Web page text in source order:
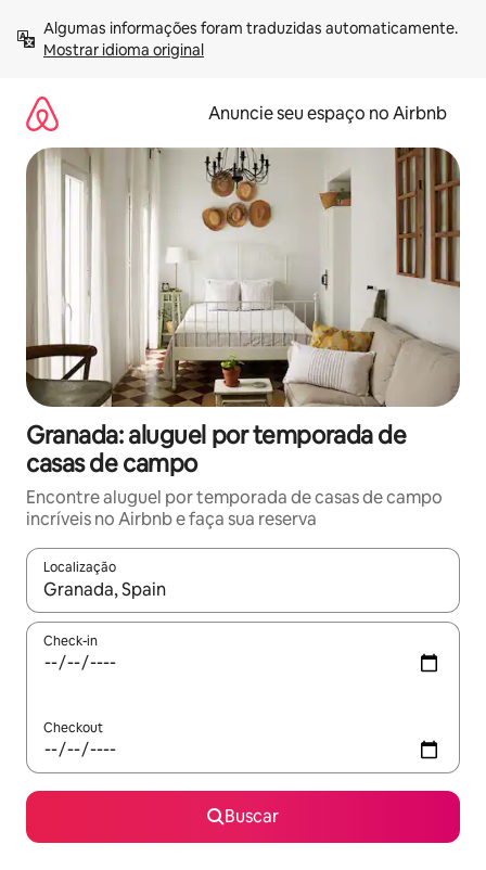
para
Mostrar idioma original
Anuncie seu espaço no Airbnb
Granada: aluguel por temporada de
casas de campo
Encontre aluguel por temporada de casas de campo
incríveis no Airbnb e faça sua reserva
Localização
Quando os resultados estiverem disponíveis, explore-os
Check-in
Checkout
Buscar